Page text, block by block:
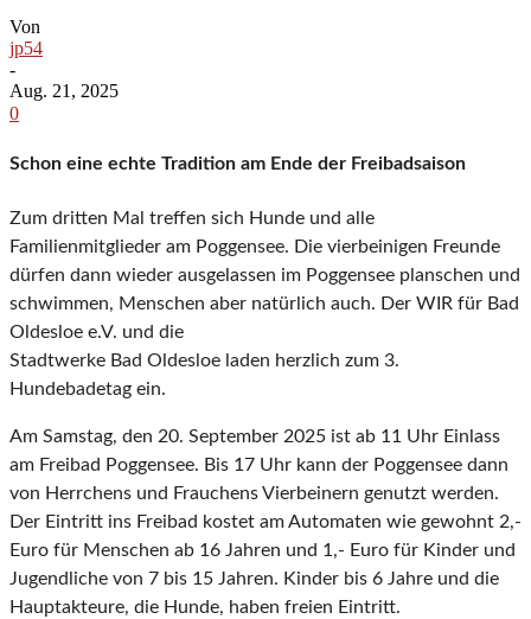
Von
jp54
-
Aug. 21, 2025
0
Schon eine echte Tradition am Ende der Freibadsaison
Zum dritten Mal treffen sich Hunde und alle
Familienmitglieder am Poggensee. Die vierbeinigen Freunde
dürfen dann wieder ausgelassen im Poggensee planschen und
schwimmen, Menschen aber natürlich auch. Der WIR für Bad
Oldesloe e.V. und die
Stadtwerke Bad Oldesloe laden herzlich zum 3.
Hundebadetag ein.
Am Samstag, den 20. September 2025 ist ab 11 Uhr Einlass
am Freibad Poggensee. Bis 17 Uhr kann der Poggensee dann
von Herrchens und Frauchens Vierbeinern genutzt werden.
Der Eintritt ins Freibad kostet am Automaten wie gewohnt 2,-
Euro für Menschen ab 16 Jahren und 1,- Euro für Kinder und
Jugendliche von 7 bis 15 Jahren. Kinder bis 6 Jahre und die
Hauptakteure, die Hunde, haben freien Eintritt.